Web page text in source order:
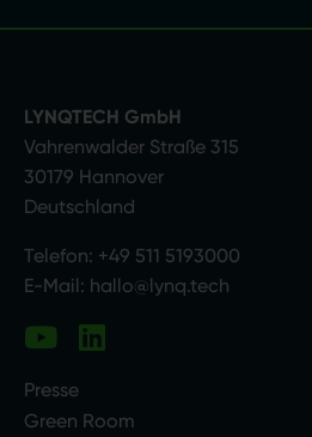
LYNQTECH GmbH
Vahrenwalder Straße 315
30179 Hannover
Deutschland
Telefon: +49 511 5193000
E-Mail: hallo@lynq.tech
Presse
Green Room